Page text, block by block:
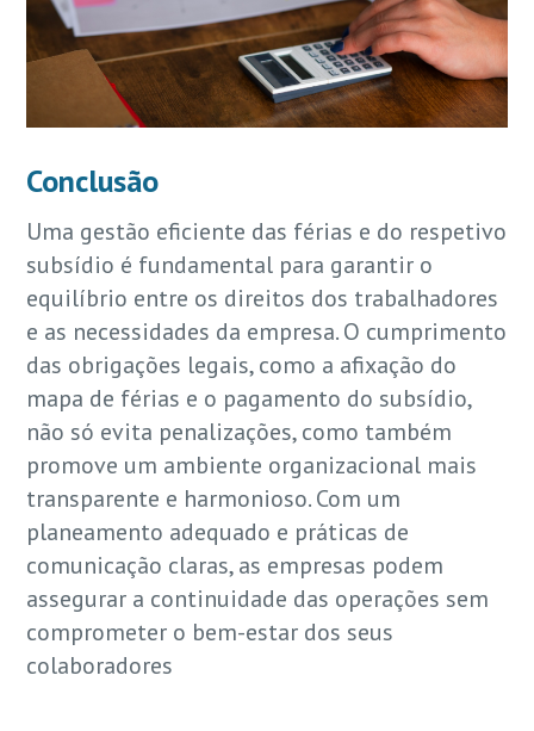
Conclusão
Uma gestão eficiente das férias e do respetivo
subsídio é fundamental para garantir o
equilíbrio entre os direitos dos trabalhadores
e as necessidades da empresa. O cumprimento
das obrigações legais, como a afixação do
mapa de férias e o pagamento do subsídio,
não só evita penalizações, como também
promove um ambiente organizacional mais
transparente e harmonioso. Com um
planeamento adequado e práticas de
comunicação claras, as empresas podem
assegurar a continuidade das operações sem
comprometer o bem-estar dos seus
colaboradores